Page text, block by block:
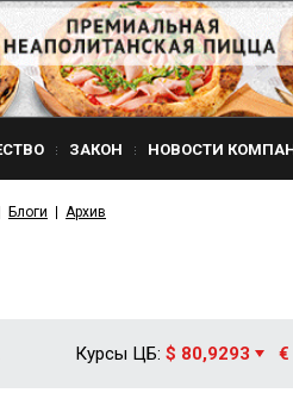
ЗАКОН НОВОСТИ
Блоги Архив
Курсы ЦБ: $ 80,9293 €